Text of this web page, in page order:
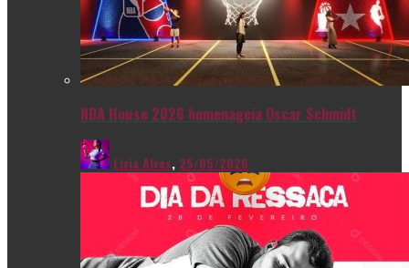
NBA House 2026 homenageia Oscar Schmidt
Livia Alves, 25/05/2026